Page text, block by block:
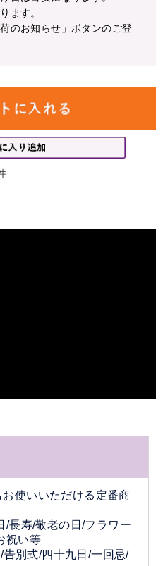
】
届けの場合も、急ぎのご注
気温が高い日を避けて配送
。
き、こちらから配送の時期
ざいますので予めご了承く
さい。
宜しくお願いいたします。
ます。
のお知らせ」ボタンのご登
使いいただける定番商
/長寿/敬老の日/フラワー
祝い等
別式/四十九日/一回忌/